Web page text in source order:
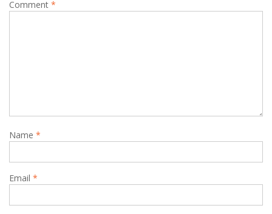
Comment *
Name *
Email *